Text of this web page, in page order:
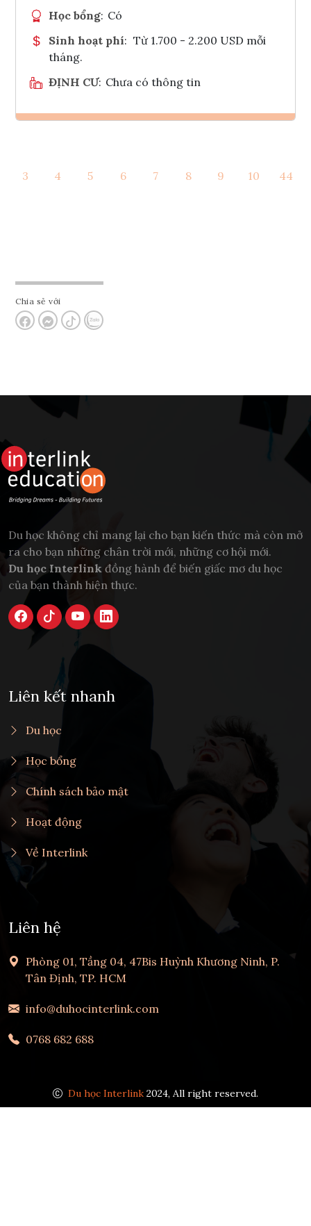
Học bổng: Có
Sinh hoạt phí: Từ 1.700 - 2.200 USD mỗi
tháng.
ĐỊNH CƯ: Chưa có thông tin
Tham vấn Interlink
3 4 5 6 7 8 9 10 44
Chia sẻ với
Du học không chỉ mang lại cho bạn kiến thức mà còn mở
ra cho bạn những chân trời mới, những cơ hội mới.
Du học Interlink đồng hành để biến giấc mơ du học
của bạn thành hiện thực.
Liên kết nhanh
Du học
Học bổng
Chính sách bảo mật
Hoạt động
Về Interlink
Liên hệ
Phòng 01, Tầng 04, 47Bis Huỳnh Khương Ninh, P.
Tân Định, TP. HCM
info@duhocinterlink.com
0768 682 688
Du học Interlink 2024, All right reserved.